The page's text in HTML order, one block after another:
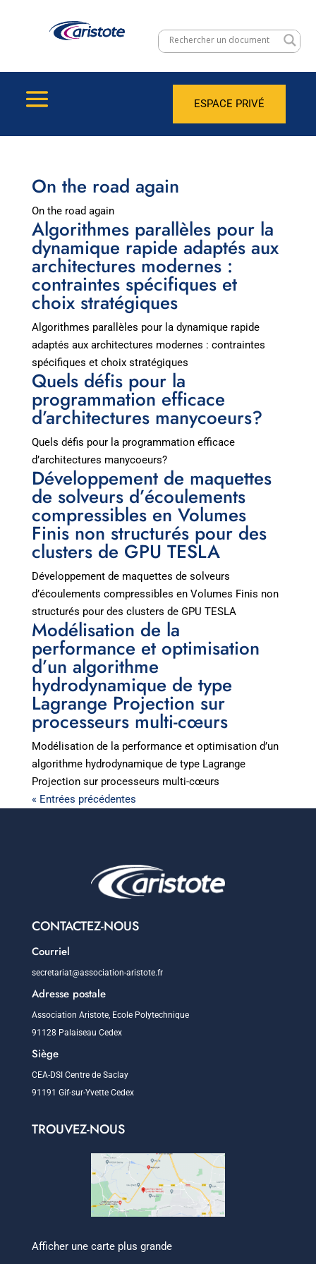
ESPACE PRIVÉ
On the road again
On the road again
Algorithmes parallèles pour la
dynamique rapide adaptés aux
architectures modernes :
contraintes spécifiques et
choix stratégiques
Algorithmes parallèles pour la dynamique rapide
adaptés aux architectures modernes : contraintes
spécifiques et choix stratégiques
Quels défis pour la
programmation efficace
d’architectures manycoeurs?
Quels défis pour la programmation efficace
d’architectures manycoeurs?
Développement de maquettes
de solveurs d’écoulements
compressibles en Volumes
Finis non structurés pour des
clusters de GPU TESLA
Développement de maquettes de solveurs
d’écoulements compressibles en Volumes Finis non
structurés pour des clusters de GPU TESLA
Modélisation de la
performance et optimisation
d’un algorithme
hydrodynamique de type
Lagrange Projection sur
processeurs multi-cœurs
Modélisation de la performance et optimisation d’un
algorithme hydrodynamique de type Lagrange
Projection sur processeurs multi-cœurs
« Entrées précédentes
CONTACTEZ-NOUS
Courriel
secretariat@association-aristote.fr
Adresse postale
Association Aristote, Ecole Polytechnique
91128 Palaiseau Cedex
Siège
CEA-DSI Centre de Saclay
91191 Gif-sur-Yvette Cedex
TROUVEZ-NOUS
Afficher une carte plus grande